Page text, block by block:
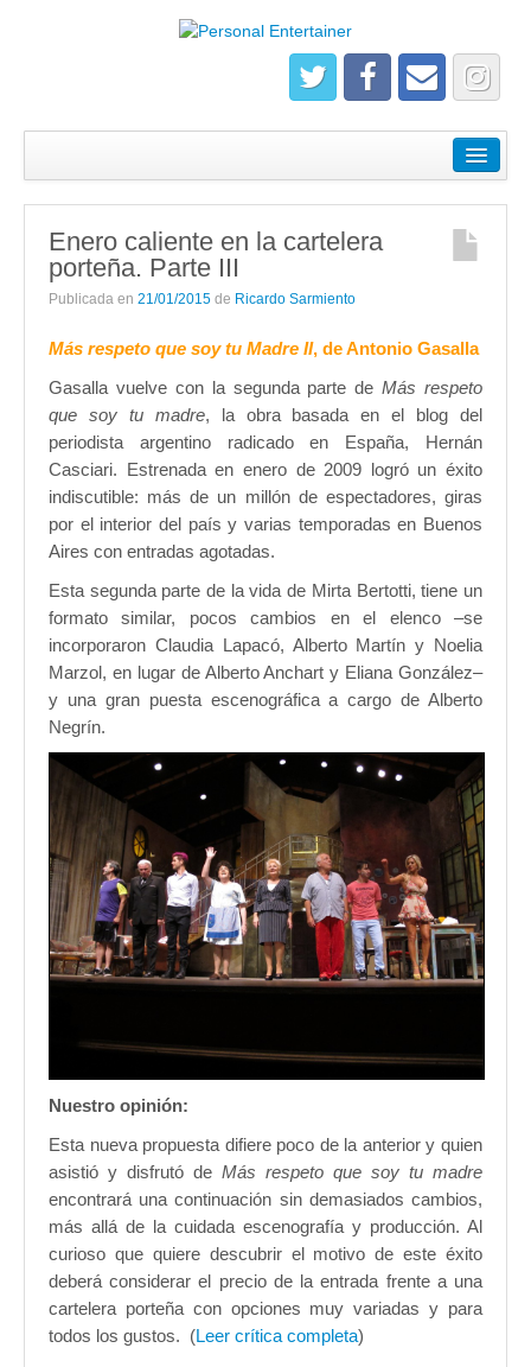
Empresas
Salidas
Registrate
Enero caliente en la cartelera
porteña. Parte III
Publicada en 21/01/2015 de Ricardo Sarmiento
Más respeto que soy tu Madre II, de Antonio Gasalla
Gasalla vuelve con la segunda parte deMás respeto
que soy tu madre, la obra basada en el blog del
periodista argentino radicado en España, Hernán
Casciari. Estrenada en enero de 2009 logró un éxito
indiscutible: más de un millón de espectadores, giras
por el interior del país y varias temporadas en Buenos
Aires con entradas agotadas.
Esta segunda parte de la vida de Mirta Bertotti, tiene un
formato similar, pocos cambios en el elenco –se
incorporaron Claudia Lapacó, Alberto Martín y Noelia
Marzol, en lugar de Alberto Anchart y Eliana González–
y una gran puesta escenográfica a cargo de Alberto
Negrín.
Nuestro opinión:
Esta nueva propuesta difiere poco de la anterior y quien
asistió y disfrutó de Más respeto que soy tu madre
encontrará una continuación sin demasiados cambios,
más allá de la cuidada escenografía y producción. Al
curioso que quiere descubrir el motivo de este éxito
deberá considerar el precio de la entrada frente a una
cartelera porteña con opciones muy variadas y para
todos los gustos. (Leer crítica completa)